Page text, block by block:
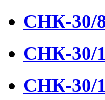
СНК-30/
СНК-30/
СНК-30/